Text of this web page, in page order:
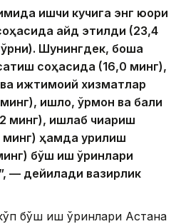
ишчи кучига энг юқори
қайд этилди (23,4
Шунингдек, бошқа
соҳасида (16,0 минг),
ва ижтимоий хизматлар
қишлоқ, ўрмон ва балиқ
минг), ишлаб чиқариш
ҳамда қурилиш
бўш иш ўринлари
— дейилади вазирлик
бўш иш ўринлари Астана